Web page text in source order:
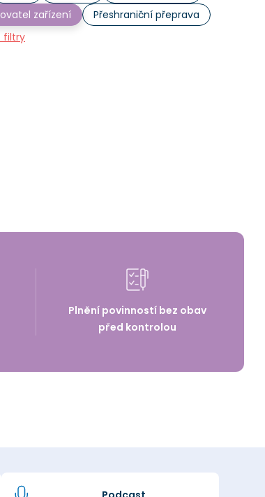
zařízení
Přeshraniční přeprava
filtry
Plnění povinností bez obav
před kontrolou